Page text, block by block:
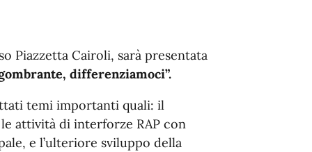
Piazzetta Cairoli, sarà presentata
differenziamoci”.
temi importanti quali: il
attività di interforze RAP con
e l’ulteriore sviluppo della